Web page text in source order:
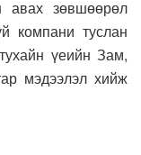
авах зөвшөөрөл
компани туслан
үеийн Зам,
мэдээлэл хийж